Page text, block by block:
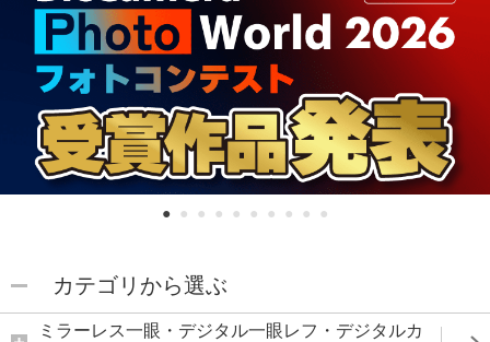
カテゴリから選ぶ
ミラーレス一眼・デジタル一眼レフ・デジタルカ